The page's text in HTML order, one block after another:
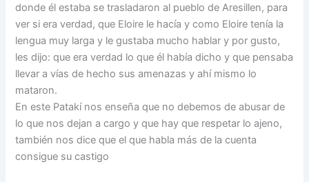
donde él estaba se trasladaron al pueblo de Aresillen, para
ver si era verdad, que Eloire le hacía y como Eloire tenía la
lengua muy larga y le gustaba mucho hablar y por gusto,
les dijo: que era verdad lo que él había dicho y que pensaba
llevar a vías de hecho sus amenazas y ahí mismo lo
mataron.
En este Patakí nos enseña que no debemos de abusar de
lo que nos dejan a cargo y que hay que respetar lo ajeno,
también nos dice que el que habla más de la cuenta
consigue su castigo